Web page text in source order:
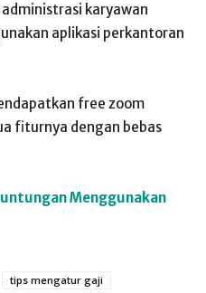
karyawan
aplikasi perkantoran
free zoom
fiturnya dengan bebas
Menggunakan
tips mengatur gaji